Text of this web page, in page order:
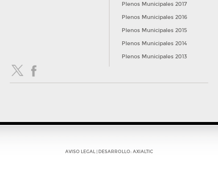
Plenos Municipales 2017
Plenos Municipales 2016
Plenos Municipales 2015
Plenos Municipales 2014
Plenos Municipales 2013
AVISO LEGAL| DESARROLLO: AXIALTIC